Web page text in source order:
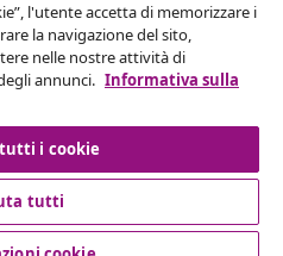
per il tuo ordine.
contratto
l'utente accetta di memorizzare i
la navigazione del sito,
nelle nostre attività di
annunci. Informativa sulla
i cookie
tutti